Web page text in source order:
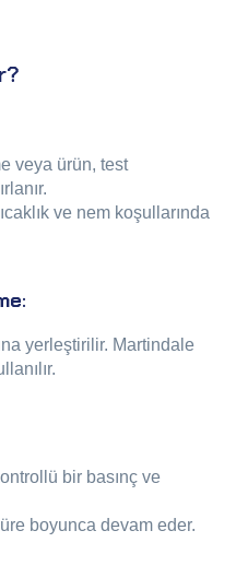
veya ürün, test
ve nem koşullarında
:
yerleştirilir. Martindale
bir basınç ve
boyunca devam eder.